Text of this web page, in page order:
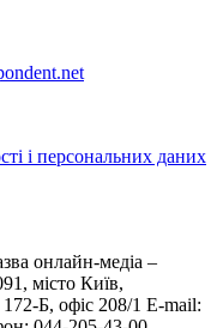
і персональних даних
онлайн-медіа –
місто Київ,
Б, офіс 208/1 E-mail: